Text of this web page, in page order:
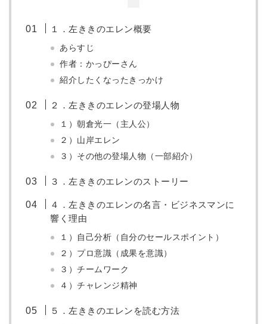
１．左ききのエレン概要
あらすじ
作者：かっぴーさん
紹介したくなったきっかけ
２．左ききのエレンの登場人物
１）朝倉光一（主人公）
２）山岸エレン
３）その他の登場人物（一部紹介）
３．左ききのエレンのストーリー
４．左ききのエレンの名言・ビジネスマンに
響く理由
１）自己分析（自分のセールスポイント）
２）プロ意識（成果を意識）
３）チームワーク
４）チャレンジ精神
５．左ききのエレンを読む方法